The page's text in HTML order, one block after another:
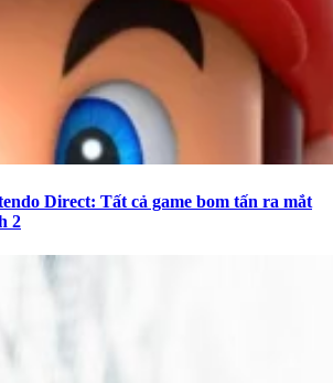
Direct: Tất cả game bom tấn ra mắt
2